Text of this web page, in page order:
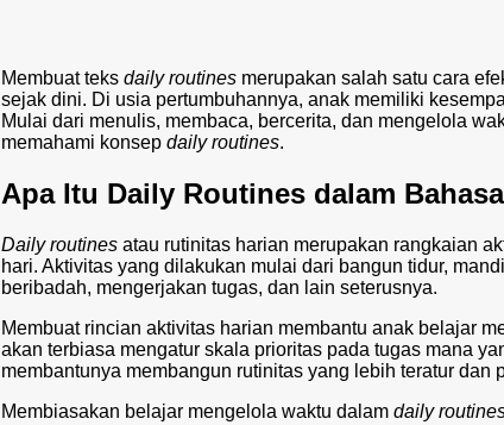
Membuat teks daily routines merupakan salah satu cara
sejak dini. Di usia pertumbuhannya, anak memiliki
Mulai dari menulis, membaca, bercerita, dan mengelola
memahami konsep daily routines.
Apa Itu Daily Routines dalam
Daily routines atau rutinitas harian merupakan rangkaian
hari. Aktivitas yang dilakukan mulai dari bangun tidur,
beribadah, mengerjakan tugas, dan lain seterusnya.
Membuat rincian aktivitas harian membantu anak belajar
akan terbiasa mengatur skala prioritas pada tugas mana
membantunya membangun rutinitas yang lebih teratur dan
Membiasakan belajar mengelola waktu dalam daily